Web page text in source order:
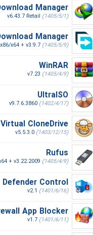
Manager
v6.43.7 Retail (1405/5/1)
Manager
x64 + v3.9.7 (1405/5/9)
WinRAR
v7.23 (1405/4/9)
UltraISO
v9.7.6.3860 (1402/4/17)
Virtual CloneDrive
v5.5.3.0 (1403/12/15)
Rufus
+ v3.22.2009 (1405/4/9)
Defender Control
v2.1 (1401/6/16)
App Blocker
v1.7 (1401/6/11)